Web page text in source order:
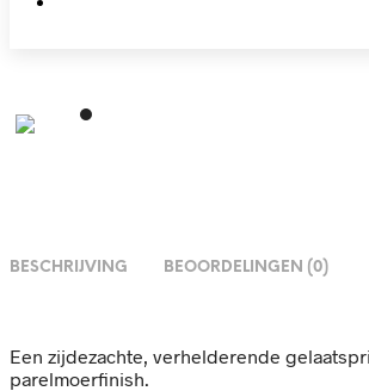
BESCHRIJVING BEOORDELINGEN (0)
Een zijdezachte, verhelderende
parelmoerfinish.